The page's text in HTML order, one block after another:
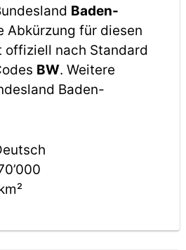
Baden-
Abkürzung für diesen
offiziell nach Standard
BW. Weitere
Baden-